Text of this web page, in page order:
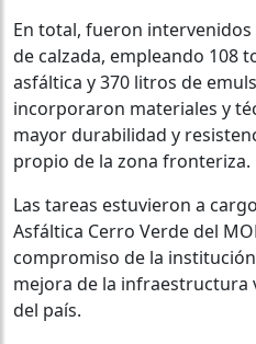
En total, fueron
de calzada, empleando 108
asfáltica y 370 litros de
incorporaron materiales y
mayor durabilidad y
propio de la zona fronteriza.
Las tareas estuvieron a
Asfáltica Cerro Verde del
compromiso de la
mejora de la infraestructura
del país.